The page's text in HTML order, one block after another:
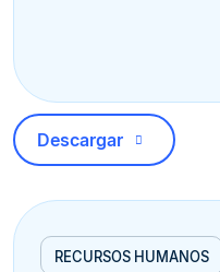
Descargar
RECURSOS HUMANOS